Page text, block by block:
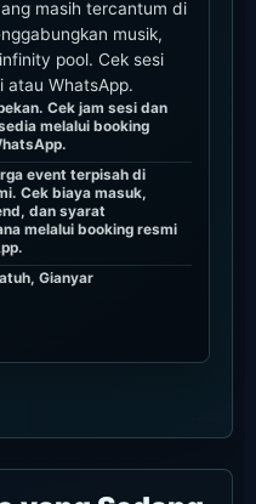
masih tercantum di
musik,
pool. Cek sesi
atau WhatsApp.
Cek jam sesi dan
melalui booking
event terpisah di
Cek biaya masuk,
dan syarat
melalui booking resmi
Gianyar